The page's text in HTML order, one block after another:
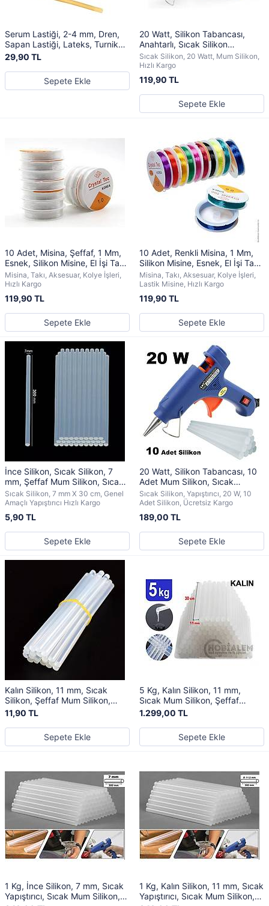
Serum Lastiği, 2-4 mm, Dren,
Sapan Lastiği, Lateks, Turnike
Lastiği
29,90 TL
Sepete Ekle
20 Watt, Silikon Tabancası,
Anahtarlı, Sıcak Silikon
Yapıştırıcı, Mum Silikon
Sıcak Silikon, 20 Watt, Mum Silikon,
Hızlı Kargo
119,90 TL
Sepete Ekle
10 Adet, Misina, Şeffaf, 1 Mm,
Esnek, Silikon Misine, El İşi Takı,
Aksesuar Misinası
Misina, Takı, Aksesuar, Kolye İşleri,
Hızlı Kargo
119,90 TL
Sepete Ekle
10 Adet, Renkli Misina, 1 Mm,
Silikon Misine, Esnek, El İşi Takı,
Aksesuar Misinası
Misina, Takı, Aksesuar, Kolye İşleri,
Lastik Misine, Hızlı Kargo
119,90 TL
Sepete Ekle
İnce Silikon, Sıcak Silikon, 7
mm, Şeffaf Mum Silikon, Sıcak
Yapıştırıcı
Sıcak Silikon, 7 mm X 30 cm, Genel
Amaçlı Yapıştırıcı Hızlı Kargo
5,90 TL
Sepete Ekle
20 Watt, Silikon Tabancası, 10
Adet Mum Silikon, Sıcak
Yapıştırıcı, Anahtarlı
Sıcak Silikon, Yapıştırıcı, 20 W, 10
Adet Silikon, Ücretsiz Kargo
189,00 TL
Sepete Ekle
Kalın Silikon, 11 mm, Sıcak
Silikon, Şeffaf Mum Silikon,
Sıcak Yapıştırıcı
11,90 TL
Sepete Ekle
5 Kg, Kalın Silikon, 11 mm,
Sıcak Mum Silikon, Şeffaf
Silikon, Sıcak Yapıştırıcı
1.299,00 TL
Sepete Ekle
1 Kg, İnce Silikon, 7 mm, Sıcak
Yapıştırıcı, Sıcak Mum Silikon,
1 Kg, Kalın Silikon, 11 mm, Sıcak
Yapıştırıcı, Sıcak Mum Silikon,